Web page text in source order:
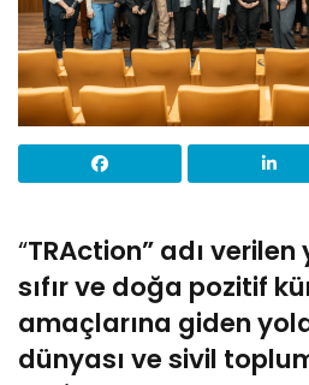
“TRAction” adı
sıfır ve doğa pozitif
amaçlarına giden
dünyası ve sivil